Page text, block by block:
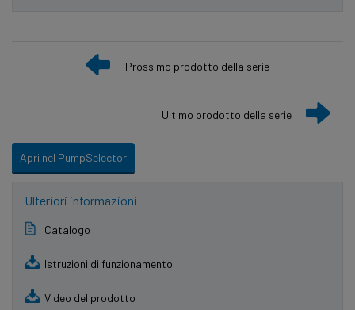
Prossimo prodotto della serie
Ultimo prodotto della serie
Apri nel PumpSelector
Ulteriori informazioni
Catalogo
Istruzioni di funzionamento
Video del prodotto